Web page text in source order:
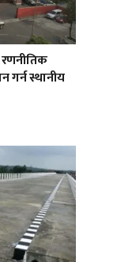
रणनीतिक
गर्न स्थानीय